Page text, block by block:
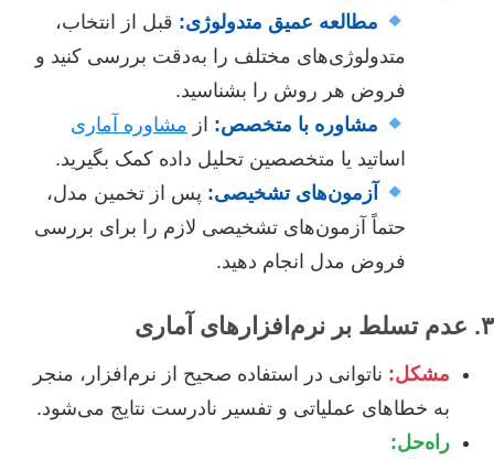
مطالعه عمیق متدولوژی: قبل از انتخاب،
متدولوژی‌های مختلف را به‌دقت بررسی کنید و
فروض هر روش را بشناسید.
مشاوره با متخصص: از مشاوره آماری
اساتید یا متخصصین تحلیل داده کمک بگیرید.
آزمون‌های تشخیصی: پس از تخمین مدل،
حتماً آزمون‌های تشخیصی لازم را برای بررسی
فروض مدل انجام دهید.
۳. عدم تسلط بر نرم‌افزارهای آماری
مشکل: ناتوانی در استفاده صحیح از نرم‌افزار، منجر
به خطاهای عملیاتی و تفسیر نادرست نتایج می‌شود.
راه‌حل: